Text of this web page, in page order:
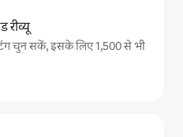
रीव्यू
चुन सकें, इसके लिए 1,500 से भी